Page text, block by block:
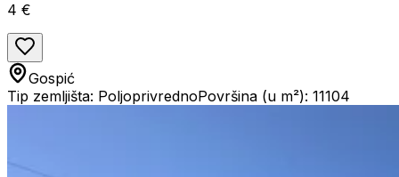
4 €
Gospić
Tip zemljišta: PoljoprivrednoPovršina (u m²): 11104